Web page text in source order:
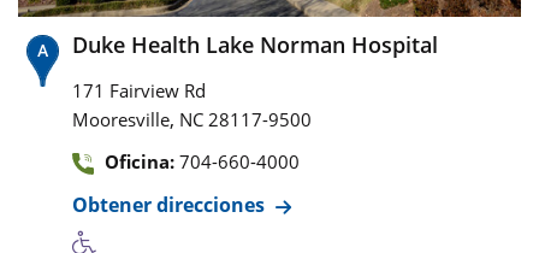
Duke Health Lake Norman Hospital
171 Fairview Rd
Mooresville, NC 28117-9500
Oficina: 704-660-4000
Obtener direcciones